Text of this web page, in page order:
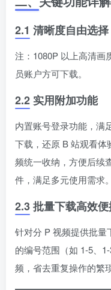
2.1 清晰度自由选择
注：1080P 以上高清画
员账户方可下载。
2.2 实用附加功能
内置账号登录功能，满
下载，还原 B 站观看
频统一收纳，方便后续
件，满足多元使用需求。
2.3 批量下载高效
针对分 P 视频提供批量
的编号范围（如 1-5、
频，省去重复操作的繁